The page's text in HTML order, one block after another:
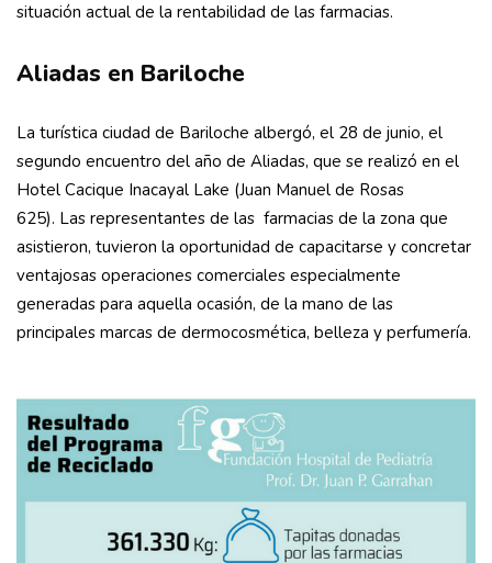
situación actual de la rentabilidad de las farmacias.
Aliadas en Bariloche
La turística ciudad de Bariloche albergó, el 28 de junio, el
segundo encuentro del año de Aliadas, que se realizó en el
Hotel Cacique Inacayal Lake (Juan Manuel de Rosas
625). Las representantes de las farmacias de la zona que
asistieron, tuvieron la oportunidad de capacitarse y concretar
ventajosas operaciones comerciales especialmente
generadas para aquella ocasión, de la mano de las
principales marcas de dermocosmética, belleza y perfumería.